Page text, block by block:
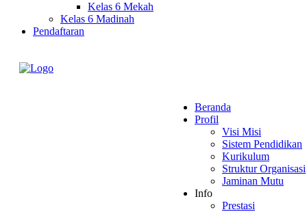
Kelas 6 Mekah
Kelas 6 Madinah
Pendaftaran
Beranda
Profil
Visi Misi
Sistem Pendidikan
Kurikulum
Struktur Organisasi
Jaminan Mutu
Info
Prestasi